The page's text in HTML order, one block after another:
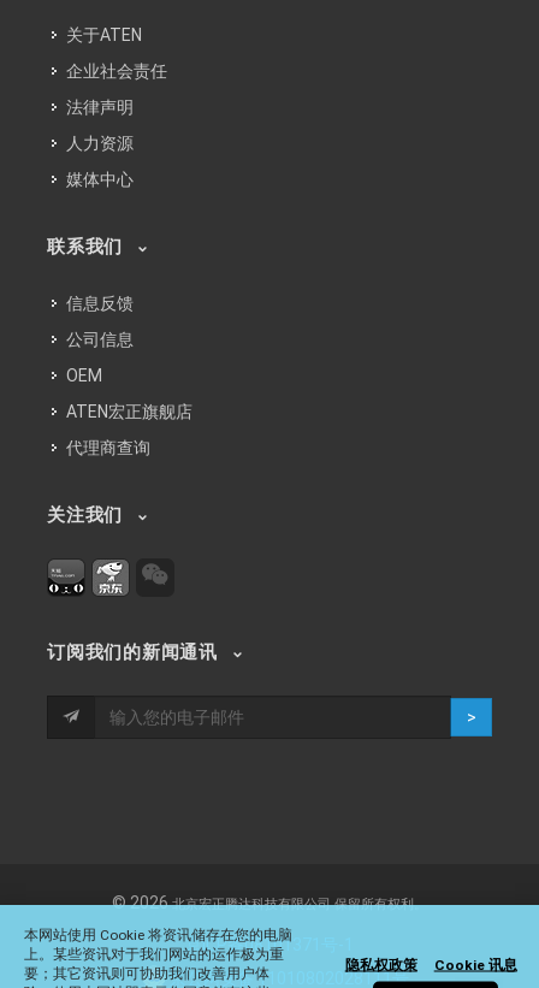
本网站使用 Cookie 将资讯储存在您的电脑
上。某些资讯对于我们网站的运作极为重
要；其它资讯则可协助我们改善用户体
隐私权政策 Cookie 讯息
关于ATEN
企业社会责任
法律声明
人力资源
媒体中心
联系我们
信息反馈
公司信息
OEM
ATEN宏正旗舰店
代理商查询
关注我们
订阅我们的新闻通讯
>
© 2026北京宏正腾达科技有限公司保留所有权利。
京ICP备08101371号-1
京公网安备 11010802028111号。